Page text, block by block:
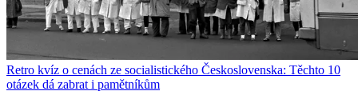
Retro kvíz o cenách ze socialistického Československa: Těchto 10
otázek dá zabrat i pamětníkům